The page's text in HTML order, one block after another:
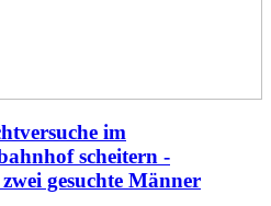
im
scheitern -
gesuchte Männer